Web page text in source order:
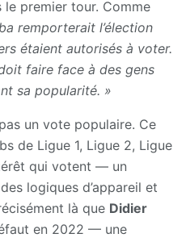
premier tour. Comme
remporterait l’élection
étaient autorisés à voter.
faire face à des gens
sa popularité. »
un vote populaire. Ce
de Ligue 1, Ligue 2, Ligue
qui votent — un
logiques d’appareil et
là que Didier
en 2022 — une